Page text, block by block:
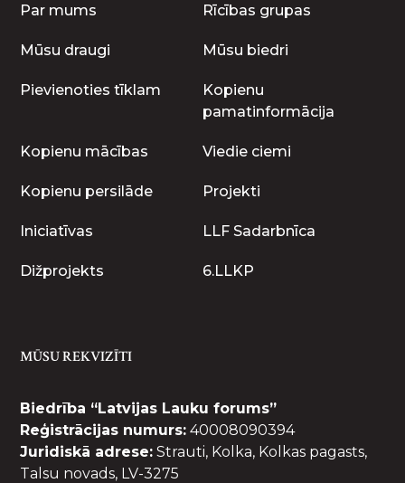
Par mums Rīcības grupas
Mūsu draugi Mūsu biedri
Pievienoties tīklam
Kopienu
pamatinformācija
Kopienu mācības Viedie ciemi
Kopienu persilāde Projekti
Iniciatīvas LLF Sadarbnīca
Dižprojekts 6.LLKP
MŪSU REKVIZĪTI
Biedrība “Latvijas Lauku forums”
Reģistrācijas numurs: 40008090394
Juridiskā adrese: Strauti, Kolka, Kolkas pagasts,
Talsu novads, LV-3275